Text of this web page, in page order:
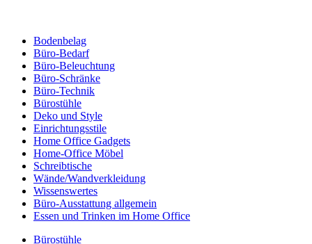
Bodenbelag
Büro-Bedarf
Büro-Beleuchtung
Büro-Schränke
Büro-Technik
Bürostühle
Deko und Style
Einrichtungsstile
Home Office Gadgets
Home-Office Möbel
Schreibtische
Wände/Wandverkleidung
Wissenswertes
Büro-Ausstattung allgemein
Essen und Trinken im Home Office
Bürostühle